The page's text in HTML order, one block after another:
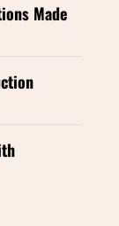
Made